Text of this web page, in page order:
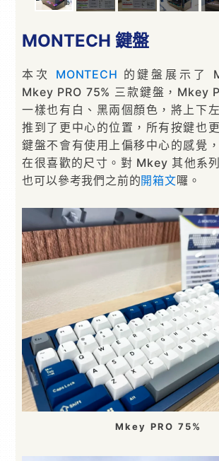
MONTECH 鍵盤
本次 MONTECH 的鍵盤展示了
Mkey PRO 75% 三款鍵盤，Mkey
一樣也有白、黑兩個顏色，將上下
推到了更中心的位置，所有按鍵也
鍵盤不會有使用上偏移中心的感覺
在很喜歡的尺寸。對 Mkey 其他系
也可以參考我們之前的開箱文囉。
Mkey PRO 75%